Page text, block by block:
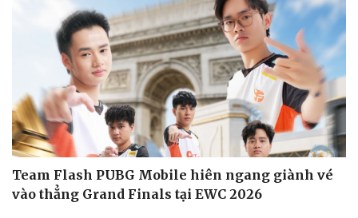
Săn Tour
Podcast
Câu chuyện thời sự
Đọc truyện đêm khuya
Cửa sổ tình yêu
Kể chuyện cho bé
Hạt giống tâm hồn
Team Flash PUBG Mobile hiên ngang giành vé
vào thẳng Grand Finals tại EWC 2026